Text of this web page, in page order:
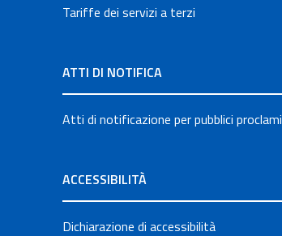
Tariffe dei servizi a terzi
ATTI DI NOTIFICA
Atti di notificazione per pubblici proclami
ACCESSIBILITÀ
Dichiarazione di accessibilità